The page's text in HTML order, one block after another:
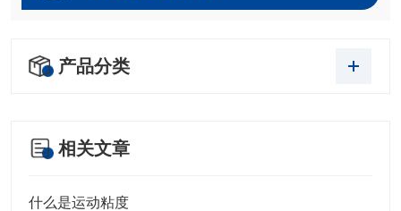
产品分类
相关文章
什么是运动粘度